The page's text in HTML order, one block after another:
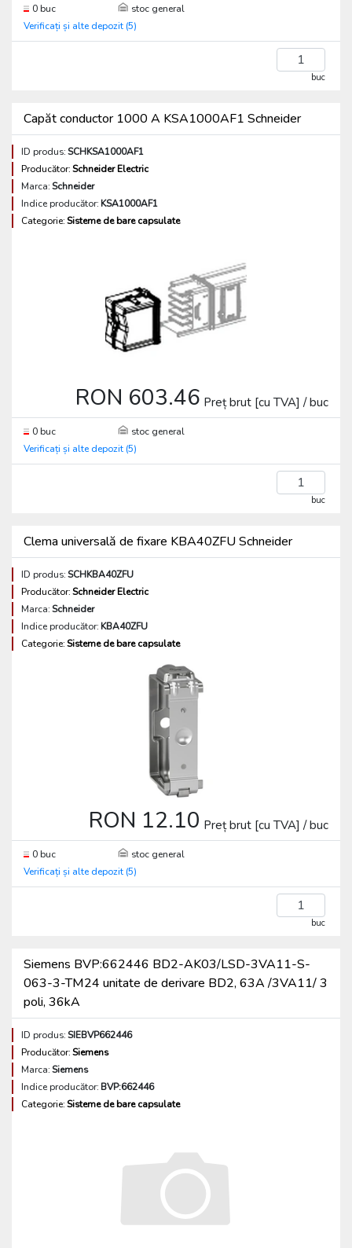
0 buc
stoc general
Verificați și alte depozit (5)
buc
Capăt conductor 1000 A KSA1000AF1 Schneider
ID produs:SCHKSA1000AF1
Producător:Schneider Electric
Marca:Schneider
Indice producător:KSA1000AF1
Categorie:Sisteme de bare capsulate
RON 603.46 Preț brut [cu TVA] / buc
0 buc
stoc general
Verificați și alte depozit (5)
buc
Clema universală de fixare KBA40ZFU Schneider
ID produs:SCHKBA40ZFU
Producător:Schneider Electric
Marca:Schneider
Indice producător:KBA40ZFU
Categorie:Sisteme de bare capsulate
RON 12.10 Preț brut [cu TVA] / buc
0 buc
stoc general
Verificați și alte depozit (5)
buc
Siemens BVP:662446 BD2-AK03/LSD-3VA11-S-
063-3-TM24 unitate de derivare BD2, 63A /3VA11/ 3
poli, 36kA
ID produs:SIEBVP662446
Producător:Siemens
Marca:Siemens
Indice producător:BVP:662446
Categorie:Sisteme de bare capsulate